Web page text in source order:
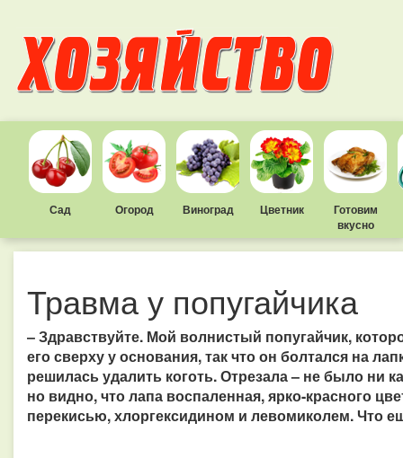
Сад Огород Виноград Цветник
Готовим
вкусно
Травма у попугайчика
– Здравствуйте. Мой волнистый попугайчик,
его сверху у основания, так что он болтался на
решилась удалить коготь. Отрезала – не было ни
но видно, что лапа воспаленная, ярко-красного
перекисью, хлоргексидином и левомиколем. Что